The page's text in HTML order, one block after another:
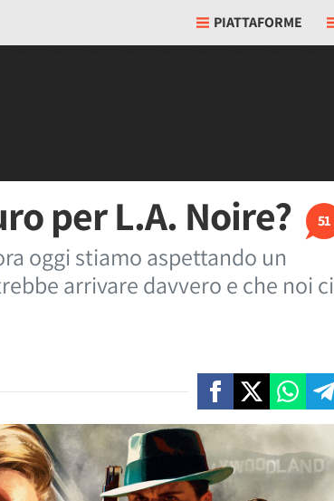
PIATTAFORME
51
per L.A. Noire?
oggi stiamo aspettando un
arrivare davvero e che noi ci